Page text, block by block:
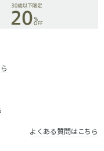
よくある質問はこちら